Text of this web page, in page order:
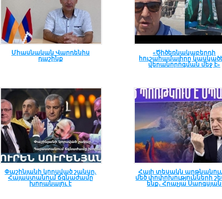
Միասնական Վարդենիս
դաշինք
«Ծիծեռնակաբերդի
հուշահամալիրը
վերանորոգման մեջ է»
Փաշինյանի կորսված շանսը.
Հայաստանում ճգնաժամը
խորանալու է
Հայի տեսակն արթնանում
մեծ փոփոխությունների
ենք․ Հրաչյա Սարգսյան